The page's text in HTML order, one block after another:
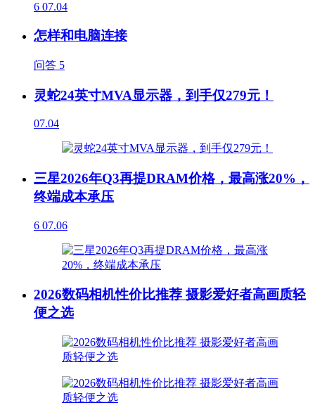
6 07.04
怎样和电脑连接
问答 5
灵蛇24英寸MVA显示器，到手仅279元！
07.04
三星2026年Q3再提DRAM价格，最高涨20%，
终端成本承压
6 07.06
2026数码相机性价比推荐 摄影爱好者高画质轻
便之选